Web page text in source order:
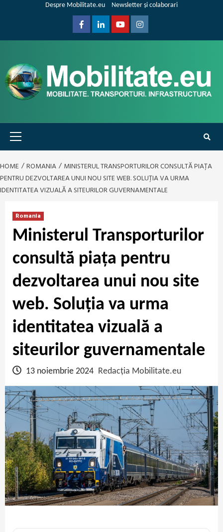
Despre Mobilitate.eu Newsletter și colaborari
FacebookLinkedinYoutubeInstagram
Primary
Menu
HOME ROMANIA
MINISTERUL TRANSPORTURILOR CONSULTĂ PIAȚA
PENTRU DEZVOLTAREA UNUI NOU SITE WEB. SOLUȚIA VA URMA
IDENTITATEA VIZUALĂ A SITEURILOR GUVERNAMENTALE
Romania
Ministerul Transporturilor
consultă piața pentru
dezvoltarea unui nou site
web. Soluția va urma
identitatea vizuală a
siteurilor guvernamentale
13 noiembrie 2024 Redacția Mobilitate.eu